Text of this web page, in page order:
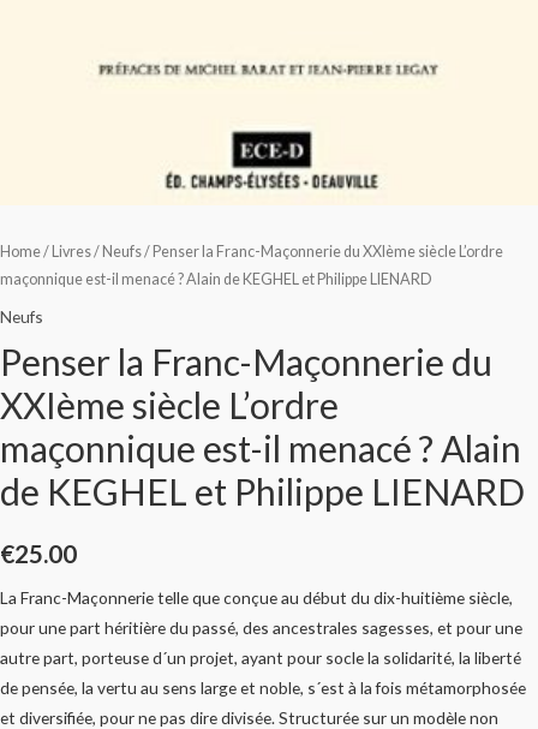
Home/ Livres/ Neufs/ Penser la Franc-Maçonnerie du XXIème siècle L’ordre
maçonnique est-il menacé ? Alain de KEGHEL et Philippe LIENARD
Neufs
Penser la Franc-Maçonnerie du
XXIème siècle L’ordre
maçonnique est-il menacé ? Alain
de KEGHEL et Philippe LIENARD
€25.00
La Franc-Maçonnerie telle que conçue au début du dix-huitième siècle,
pour une part héritière du passé, des ancestrales sagesses, et pour une
autre part, porteuse d´un projet, ayant pour socle la solidarité, la liberté
de pensée, la vertu au sens large et noble, s´est à la fois métamorphosée
et diversifiée, pour ne pas dire divisée. Structurée sur un modèle non